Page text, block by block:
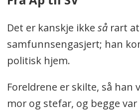
Det er kanskje ikke så rart
samfunnsengasjert; han
politisk hjem.
Foreldrene er skilte, så han
mor og stefar, og begge var